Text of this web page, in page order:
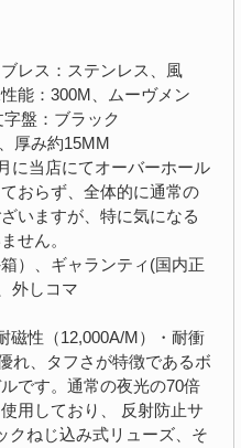
レス：ステンレス、風
能：300M、ムーヴメン
字盤：ブラック
厚み約15MM
に当店にてオーバーホール
おらず、全体的に通常の
いますが、特に気になる
せん。
）、ギャランティ(国内正
外しコマ
磁性（12,000A/M）・耐衝
れ、タフさが特徴であるボ
です。通常の夜光の70倍
用しており、 反射防止サ
クねじ込み式リューズ、そ